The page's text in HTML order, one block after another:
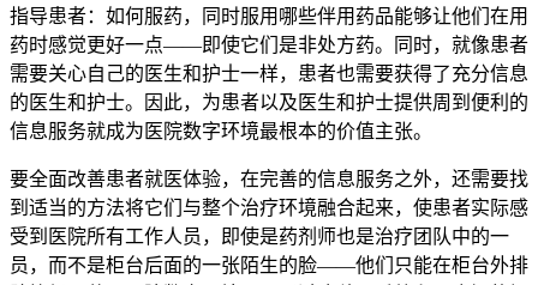
指导患者：如何服药，同时服用哪些伴用药品能够让他们在用
药时感觉更好一点——即使它们是非处方药。同时，就像患者
需要关心自己的医生和护士一样，患者也需要获得了充分信息
的医生和护士。因此，为患者以及医生和护士提供周到便利的
信息服务就成为医院数字环境最根本的价值主张。
要全面改善患者就医体验，在完善的信息服务之外，还需要找
到适当的方法将它们与整个治疗环境融合起来，使患者实际感
受到医院所有工作人员，即使是药剂师也是治疗团队中的一
员，而不是柜台后面的一张陌生的脸——他们只能在柜台外排